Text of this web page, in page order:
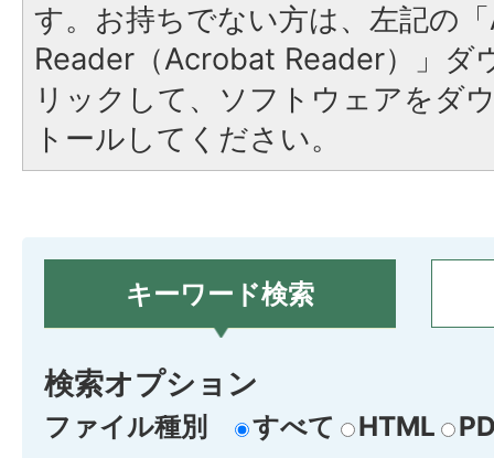
す。お持ちでない方は、左記の
Reader（Acrobat Reader）」ダ
リックして、ソフトウェアをダ
トールしてください。
キーワード検索
検索オプション
ファイル種別 すべて HTML